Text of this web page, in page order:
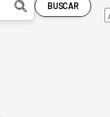
BUSCAR